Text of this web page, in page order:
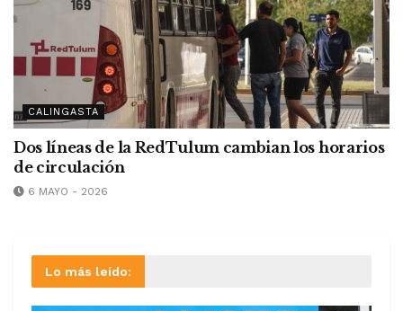
CALINGASTA
Dos líneas de la RedTulum cambian los horarios
de circulación
6 MAYO - 2026
Lo más leído: